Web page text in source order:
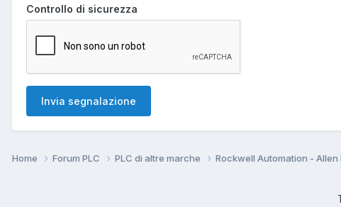
Controllo di sicurezza
Invia segnalazione
Home Forum PLC PLC di altre marche Rockwell Automation - Allen